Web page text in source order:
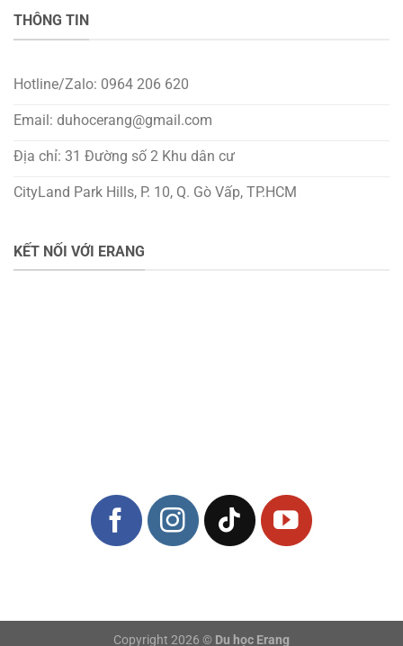
THÔNG TIN
Hotline/Zalo: 0964 206 620
Email: duhocerang@gmail.com
Địa chỉ: 31 Đường số 2 Khu dân cư
CityLand Park Hills, P. 10, Q. Gò Vấp, TP.HCM
KẾT NỐI VỚI ERANG
Copyright 2026 © Du học Erang